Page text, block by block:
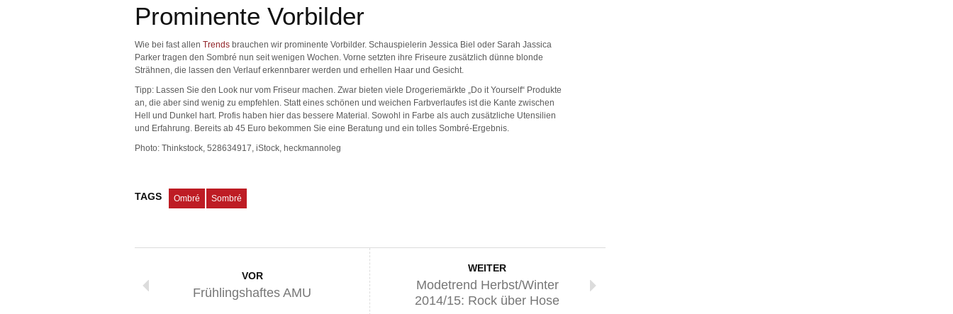
Prominente Vorbilder
Wie bei fast allen Trends brauchen wir prominente Vorbilder. Schauspielerin Jessica Biel oder Sarah Jassica
Parker tragen den Sombré nun seit wenigen Wochen. Vorne setzten ihre Friseure zusätzlich dünne blonde
Strähnen, die lassen den Verlauf erkennbarer werden und erhellen Haar und Gesicht.
Tipp: Lassen Sie den Look nur vom Friseur machen. Zwar bieten viele Drogeriemärkte „Do it Yourself“ Produkte
an, die aber sind wenig zu empfehlen. Statt eines schönen und weichen Farbverlaufes ist die Kante zwischen
Hell und Dunkel hart. Profis haben hier das bessere Material. Sowohl in Farbe als auch zusätzliche Utensilien
und Erfahrung. Bereits ab 45 Euro bekommen Sie eine Beratung und ein tolles Sombré-Ergebnis.
Photo: Thinkstock, 528634917, iStock, heckmannoleg
TAGS Ombré Sombré
VOR
Frühlingshaftes AMU
WEITER
Modetrend Herbst/Winter
2014/15: Rock über Hose